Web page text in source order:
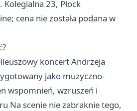
23, Płock
cena nie została podana w
koncert Andrzeja
jako muzyczno-
wspomnień, wzruszeń i
Na scenie nie zabraknie tego,